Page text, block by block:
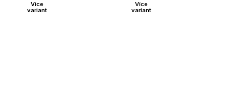
Více
variant
Více
variant